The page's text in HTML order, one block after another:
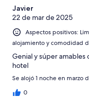
Javier
22 de mar de 2025
Aspectos positivos:
alojamiento y comodidad
Genial y súper
hotel
Se alojó 1 noche en marzo
0